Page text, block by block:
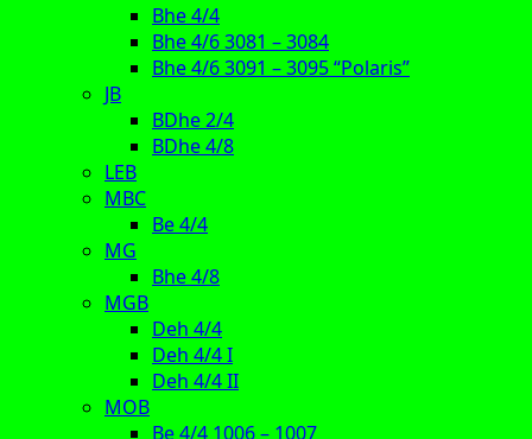
Bhe 4/4
Bhe 4/6 3081 – 3084
Bhe 4/6 3091 – 3095 “Polaris”
JB
BDhe 2/4
BDhe 4/8
LEB
MBC
Be 4/4
MG
Bhe 4/8
MGB
Deh 4/4
Deh 4/4 I
Deh 4/4 II
MOB
Be 4/4 1006 – 1007